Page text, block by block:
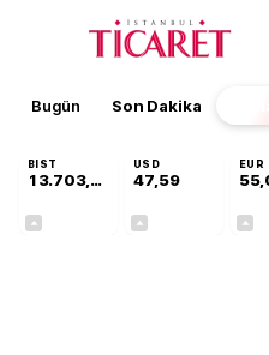
Bugün Son Dakika
BIST
13.703,13
USD
47,59
EUR